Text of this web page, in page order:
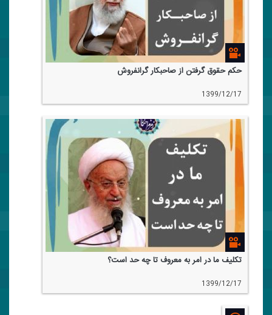
حكم حقوق گرفتن از صاحبكار گرانفروش
1399/12/17
تكلیف ما در امر به معروف تا چه حد است؟
1399/12/17